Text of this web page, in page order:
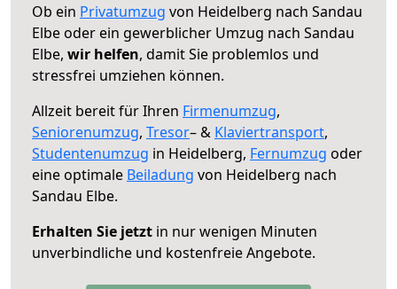
Ob ein Privatumzug von Heidelberg nach Sandau
Elbe oder ein gewerblicher Umzug nach Sandau
Elbe, wir helfen, damit Sie problemlos und
stressfrei umziehen können.
Allzeit bereit für Ihren Firmenumzug,
Seniorenumzug, Tresor– & Klaviertransport,
Studentenumzug in Heidelberg, Fernumzug oder
eine optimale Beiladung von Heidelberg nach
Sandau Elbe.
Erhalten Sie jetzt in nur wenigen Minuten
unverbindliche und kostenfreie Angebote.